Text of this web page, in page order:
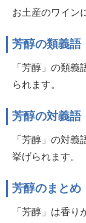
お土産のワイン
芳醇の類義語
「芳醇」の類義
られます。
芳醇の対義語
「芳醇」の対義
挙げられます。
芳醇のまとめ
「芳醇」は香り